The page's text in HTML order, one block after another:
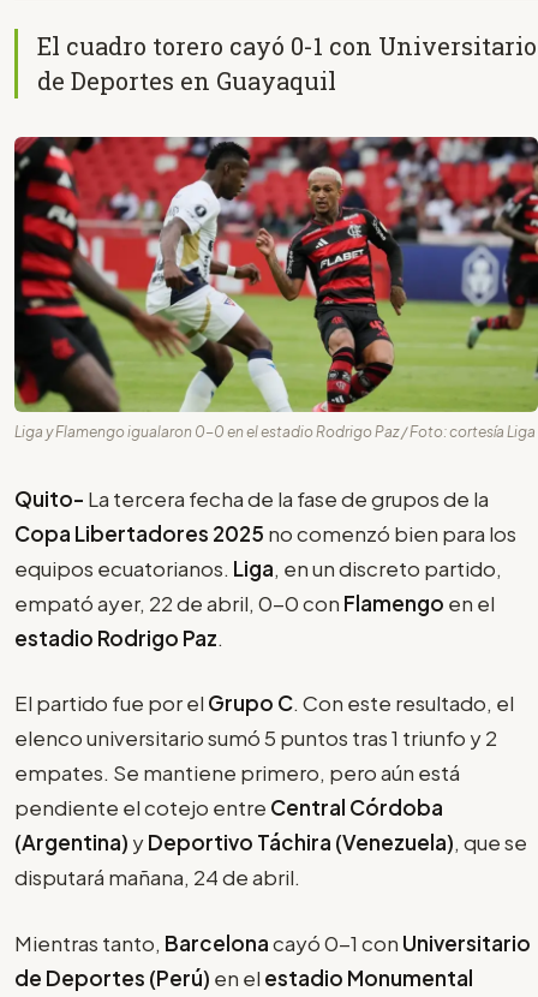
El cuadro torero cayó 0-1 con Universitario
de Deportes en Guayaquil
Liga y Flamengo igualaron 0-0 en el estadio Rodrigo Paz / Foto: cortesía Liga
Quito- La tercera fecha de la fase de grupos de la
Copa Libertadores 2025 no comenzó bien para los
equipos ecuatorianos. Liga, en un discreto partido,
empató ayer, 22 de abril, 0-0 con Flamengo en el
estadio Rodrigo Paz.
El partido fue por el Grupo C. Con este resultado, el
elenco universitario sumó 5 puntos tras 1 triunfo y 2
empates. Se mantiene primero, pero aún está
pendiente el cotejo entre Central Córdoba
(Argentina) yDeportivo Táchira (Venezuela), que se
disputará mañana, 24 de abril.
Mientras tanto, Barcelonacayó 0-1 con Universitario
de Deportes (Perú) en el estadio Monumental